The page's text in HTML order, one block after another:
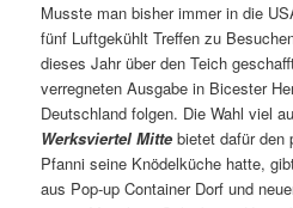
Musste man bisher immer in die
fünf Luftgekühlt Treffen zu
dieses Jahr über den Teich
verregneten Ausgabe in Bicester
Deutschland folgen. Die Wahl viel
Werksviertel Mitte bietet dafür den
Pfanni seine Knödelküche hatte,
aus Pop-up Container Dorf und